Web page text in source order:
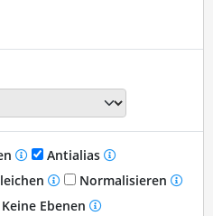
Antialias
Normalisieren
Ebenen